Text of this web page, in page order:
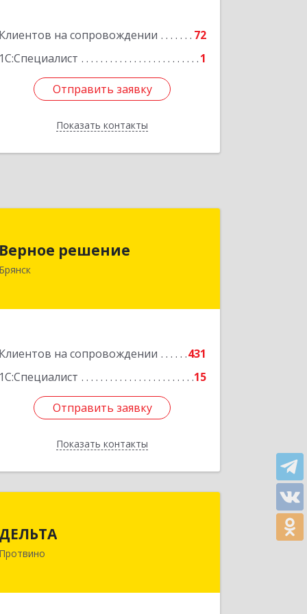
Клиентов на сопровождении
72
1С:Специалист
1
Отправить заявку
Показать контакты
Отправить заявку
Назад
Верное решение
Брянск
Клиентов на сопровождении
431
1С:Специалист
15
Отправить заявку
Показать контакты
241035, Брянская обл, Брянск г,
Подробнее
Отправить заявку
Назад
ДЕЛЬТА
Протвино
142281, Московская обл, Протвино г,
Подробнее